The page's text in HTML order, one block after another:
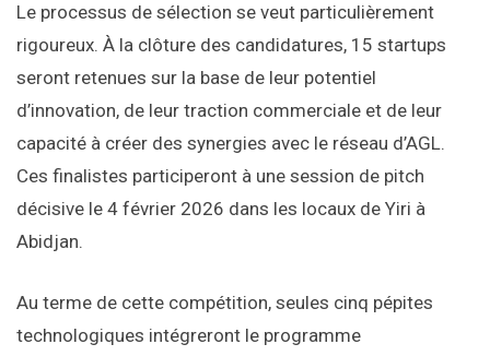
Le processus de sélection se veut particulièrement
rigoureux. À la clôture des candidatures, 15 startups
seront retenues sur la base de leur potentiel
d’innovation, de leur traction commerciale et de leur
capacité à créer des synergies avec le réseau d’AGL.
Ces finalistes participeront à une session de pitch
décisive le 4 février 2026 dans les locaux de Yiri à
Abidjan.
Au terme de cette compétition, seules cinq pépites
technologiques intégreront le programme